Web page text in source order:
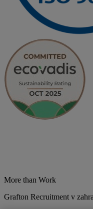
More than Work
Grafton Recruitment v